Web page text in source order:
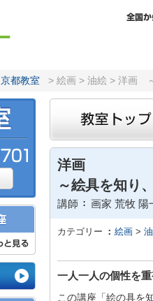
京都教室 > 絵画 > 油絵 > 洋画
洋画
～絵具を知り
講師 画家 荒牧 陽
カテゴリー 絵画 >
一人一人の個性を
この講座「絵の具を